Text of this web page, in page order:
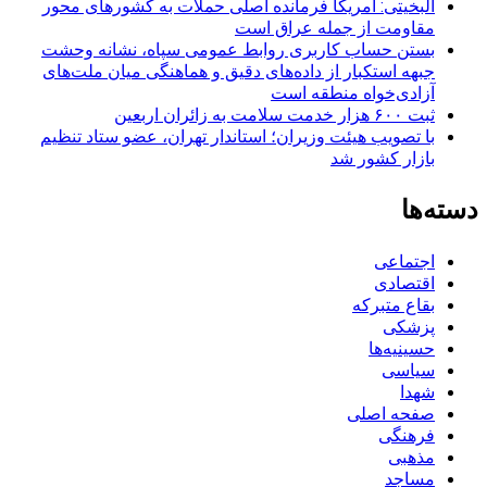
البخیتی: آمریکا فرمانده اصلی حملات به کشورهای محور
مقاومت از جمله عراق است
بستن حساب کاربری روابط عمومی سپاه، نشانه‌ وحشت
جبهه استکبار از داده‌های دقیق و هماهنگی میان ملت‌های
آزادی‌خواه منطقه است
ثبت ۶۰۰ هزار خدمت سلامت به زائران اربعین
با تصویب هیئت وزیران؛ استاندار تهران، عضو ستاد تنظیم
بازار کشور شد
دسته‌ها
اجتماعی
اقتصادی
بقاع متبرکه
پزشکی
حسینیه‌ها
سیاسی
شهدا
صفحه اصلی
فرهنگی
مذهبی
مساجد